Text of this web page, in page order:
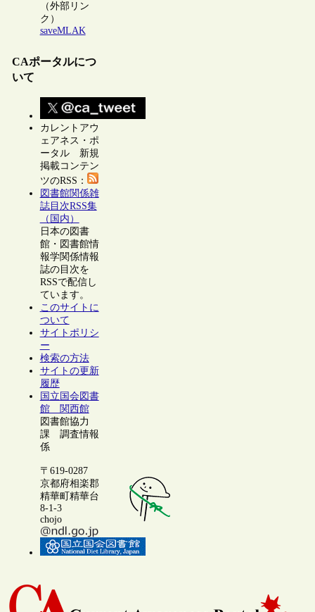
（外部リン
ク）
saveMLAK
CAポータルにつ
いて
カレントアウ
ェアネス・ポ
ータル 新規
掲載コンテン
ツのRSS：
図書館関係雑
誌目次RSS集
（国内）
日本の図書
館・図書館情
報学関係情報
誌の目次を
RSSで配信し
ています。
このサイトに
ついて
サイトポリシ
ー
検索の方法
サイトの更新
履歴
国立国会図書
館 関西館
図書館協力
課 調査情報
係
〒619-0287
京都府相楽郡
精華町精華台
8-1-3
chojo